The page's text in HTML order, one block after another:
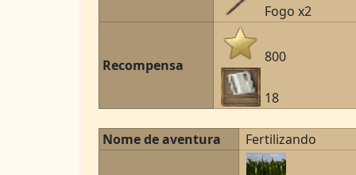
Fogo x2
Recompensa 800
18
Nome de aventura Fertilizando